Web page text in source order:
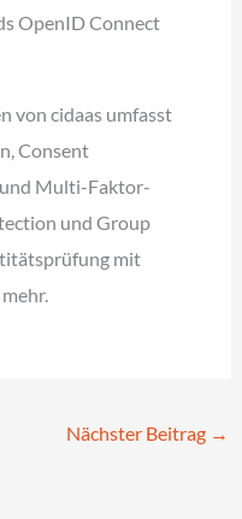
OpenID Connect
von cidaas umfasst
Consent
Multi-Faktor-
und Group
mit
Nächster Beitrag →